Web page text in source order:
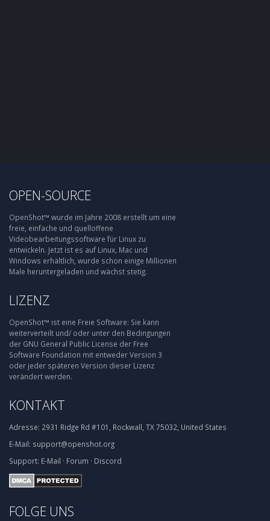
OPEN-SOURCE
OpenShot™ wurde im Jahre 2008 erstellt um eine
freie, einfache und quelloffene
Videobearbeitungssoftware für Linux zu
entwickeln. Jetzt ist es auf Linux, Mac und
Windows erhältlich, wurde schon einige Millionen
Male heruntergeladen und wächst stetig.
LIZENZ
OpenShot™ ist eine Freie Software: Sie kann
weiterverteilt und/ oder unter den Bedingungen
der GNU General Public License der Free
Software Foundation mit entweder Version 3
oder jeder späteren Version dieser Lizenz
verändert werden.
KONTAKT
Adresse: 2931 Ridge Rd #101, Rockwall, TX 75032, United States
E-Mail: support@openshot.org
Support: E-Mail · Forum · Discord
FOLGE UNS